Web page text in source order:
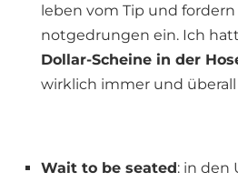
leben vom Tip und
notgedrungen ein. Ich
Dollar-Scheine in der
wirklich immer und
Wait to be seated: in den